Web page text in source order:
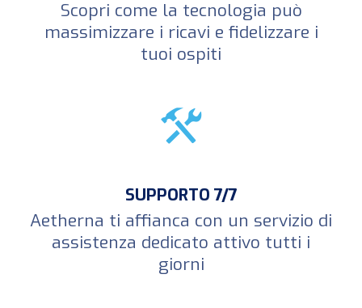
Scopri come la tecnologia può
massimizzare i ricavi e fidelizzare i
tuoi ospiti
SUPPORTO 7/7
Aetherna ti affianca con un servizio di
assistenza dedicato attivo tutti i
giorni